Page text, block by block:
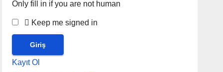
Only fill in if you are not human
Keep me signed in
Kayıt Ol